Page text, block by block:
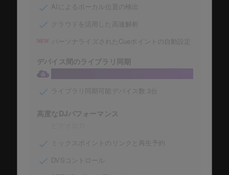
AIによるボーカル位置の検出
クラウドを活用した高速解析
NEW パーソナライズされたCueポイントの自動設定
デバイス間のライブラリ同期
ライブラリ同期可能デバイス数 3台
高度なDJパフォーマンス
ミックスポイントのリンクと再生予約
DVSコントロール